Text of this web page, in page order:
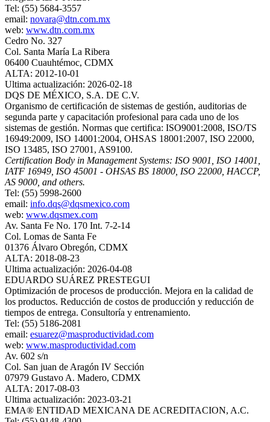
Tel: (55) 5684-3557
email: novara@dtn.com.mx
web: www.dtn.com.mx
Cedro No. 327
Col. Santa María La Ribera
06400 Cuauhtémoc, CDMX
ALTA: 2012-10-01
Ultima actualización: 2026-02-18
DQS DE MÉXICO, S.A. DE C.V.
Organismo de certificación de sistemas de gestión, auditorias de
segunda parte y capacitación profesional para cada uno de los
sistemas de gestión. Normas que certifica: ISO9001:2008, ISO/TS
16949:2009, ISO 14001:2004, OHSAS 18001:2007, ISO 22000,
ISO 13485, ISO 27001, AS9100.
Certification Body in Management Systems: ISO 9001, ISO 14001,
IATF 16949, ISO 45001 - OHSAS BS 18000, ISO 22000, HACCP,
AS 9000, and others.
Tel: (55) 5998-2600
email: info.dqs@dqsmexico.com
web: www.dqsmex.com
Av. Santa Fe No. 170 Int. 7-2-14
Col. Lomas de Santa Fe
01376 Álvaro Obregón, CDMX
ALTA: 2018-08-23
Ultima actualización: 2026-04-08
EDUARDO SUÁREZ PRESTEGUI
Optimización de procesos de producción. Mejora en la calidad de
los productos. Reducción de costos de producción y reducción de
tiempos de entrega. Consultoría y entrenamiento.
Tel: (55) 5186-2081
email: esuarez@masproductividad.com
web: www.masproductividad.com
Av. 602 s/n
Col. San juan de Aragón IV Sección
07979 Gustavo A. Madero, CDMX
ALTA: 2017-08-03
Ultima actualización: 2023-03-21
EMA® ENTIDAD MEXICANA DE ACREDITACION, A.C.